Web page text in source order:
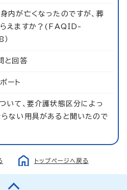
内が亡くなったのですが、葬
らえますか？(FAQID-
と回答
ート
いて、要介護状態区分によっ
ない用具があると聞いたので
トップページへ戻る